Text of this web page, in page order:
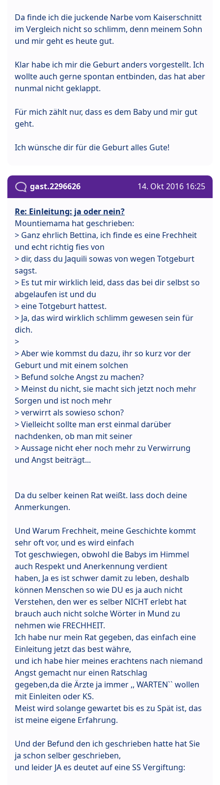
Da finde ich die juckende Narbe vom Kaiserschnitt
im Vergleich nicht so schlimm, denn meinem Sohn
und mir geht es heute gut.
Klar habe ich mir die Geburt anders vorgestellt. Ich
wollte auch gerne spontan entbinden, das hat aber
nunmal nicht geklappt.
Für mich zählt nur, dass es dem Baby und mir gut
geht.
Ich wünsche dir für die Geburt alles Gute!
gast.2296626 14. Okt 2016 16:25
Re: Einleitung: ja oder nein?
Mountiemama hat geschrieben:
> Ganz ehrlich Bettina, ich finde es eine Frechheit
und echt richtig fies von
> dir, dass du Jaquili sowas von wegen Totgeburt
sagst.
> Es tut mir wirklich leid, dass das bei dir selbst so
abgelaufen ist und du
> eine Totgeburt hattest.
> Ja, das wird wirklich schlimm gewesen sein für
dich.
>
> Aber wie kommst du dazu, ihr so kurz vor der
Geburt und mit einem solchen
> Befund solche Angst zu machen?
> Meinst du nicht, sie macht sich jetzt noch mehr
Sorgen und ist noch mehr
> verwirrt als sowieso schon?
> Vielleicht sollte man erst einmal darüber
nachdenken, ob man mit seiner
> Aussage nicht eher noch mehr zu Verwirrung
und Angst beiträgt...
Da du selber keinen Rat weißt. lass doch deine
Anmerkungen.
Und Warum Frechheit, meine Geschichte kommt
sehr oft vor, und es wird einfach
Tot geschwiegen, obwohl die Babys im Himmel
auch Respekt und Anerkennung verdient
haben, Ja es ist schwer damit zu leben, deshalb
können Menschen so wie DU es ja auch nicht
Verstehen, den wer es selber NICHT erlebt hat
brauch auch nicht solche Wörter in Mund zu
nehmen wie FRECHHEIT.
Ich habe nur mein Rat gegeben, das einfach eine
Einleitung jetzt das best währe,
und ich habe hier meines erachtens nach niemand
Angst gemacht nur einen Ratschlag
gegeben,da die Ärzte ja immer ,, WARTEN`` wollen
mit Einleiten oder KS.
Meist wird solange gewartet bis es zu Spät ist, das
ist meine eigene Erfahrung.
Und der Befund den ich geschrieben hatte hat Sie
ja schon selber geschrieben,
und leider JA es deutet auf eine SS Vergiftung: